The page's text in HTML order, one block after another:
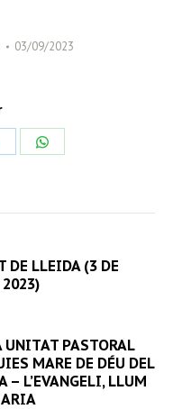
03/09/2023
DE LLEIDA (3 DE
2023)
UNITAT PASTORAL
MARE DE DÉU DEL
– L’EVANGELI, LLUM